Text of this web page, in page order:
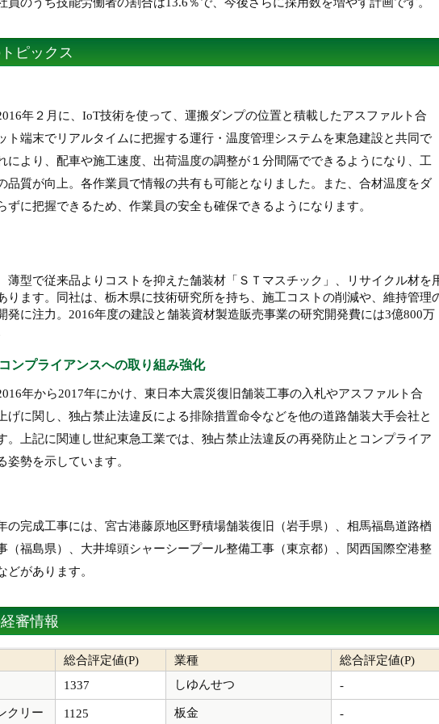
ピックス
年２月に、IoT技術を使って、運搬ダンプの位置と積載したアスファルト合
ト端末でリアルタイムに把握する運行・温度管理システムを東急建設と共同で
により、配車や施工速度、出荷温度の調整が１分間隔でできるようになり、工
品質が向上。各作業員で情報の共有も可能となりました。また、合材温度をダ
ずに把握できるため、作業員の安全も確保できるようになります。
薄型で従来品よりコストを抑えた舗装材「ＳＴマスチック」、リサイクル材を
ります。同社は、栃木県に技術研究所を持ち、施工コストの削減や、維持管理
発に注力。2016年度の建設と舗装資材製造販売事業の研究開発費には3億800万
ンプライアンスへの取り組み強化
年から2017年にかけ、東日本大震災復旧舗装工事の入札やアスファルト合
げに関し、独占禁止法違反による排除措置命令などを他の道路舗装大手会社と
。上記に関連し世紀東急工業では、独占禁止法違反の再発防止とコンプライア
姿勢を示しています。
の完成工事には、宮古港藤原地区野積場舗装復旧（岩手県）、相馬福島道路楢
（福島県）、大井埠頭シャーシープール整備工事（東京都）、関西国際空港整
どがあります。
審情報
総合評定値(P) 業種
総合評定値(P)
1337 しゆんせつ -
クリー
1125 板金 -